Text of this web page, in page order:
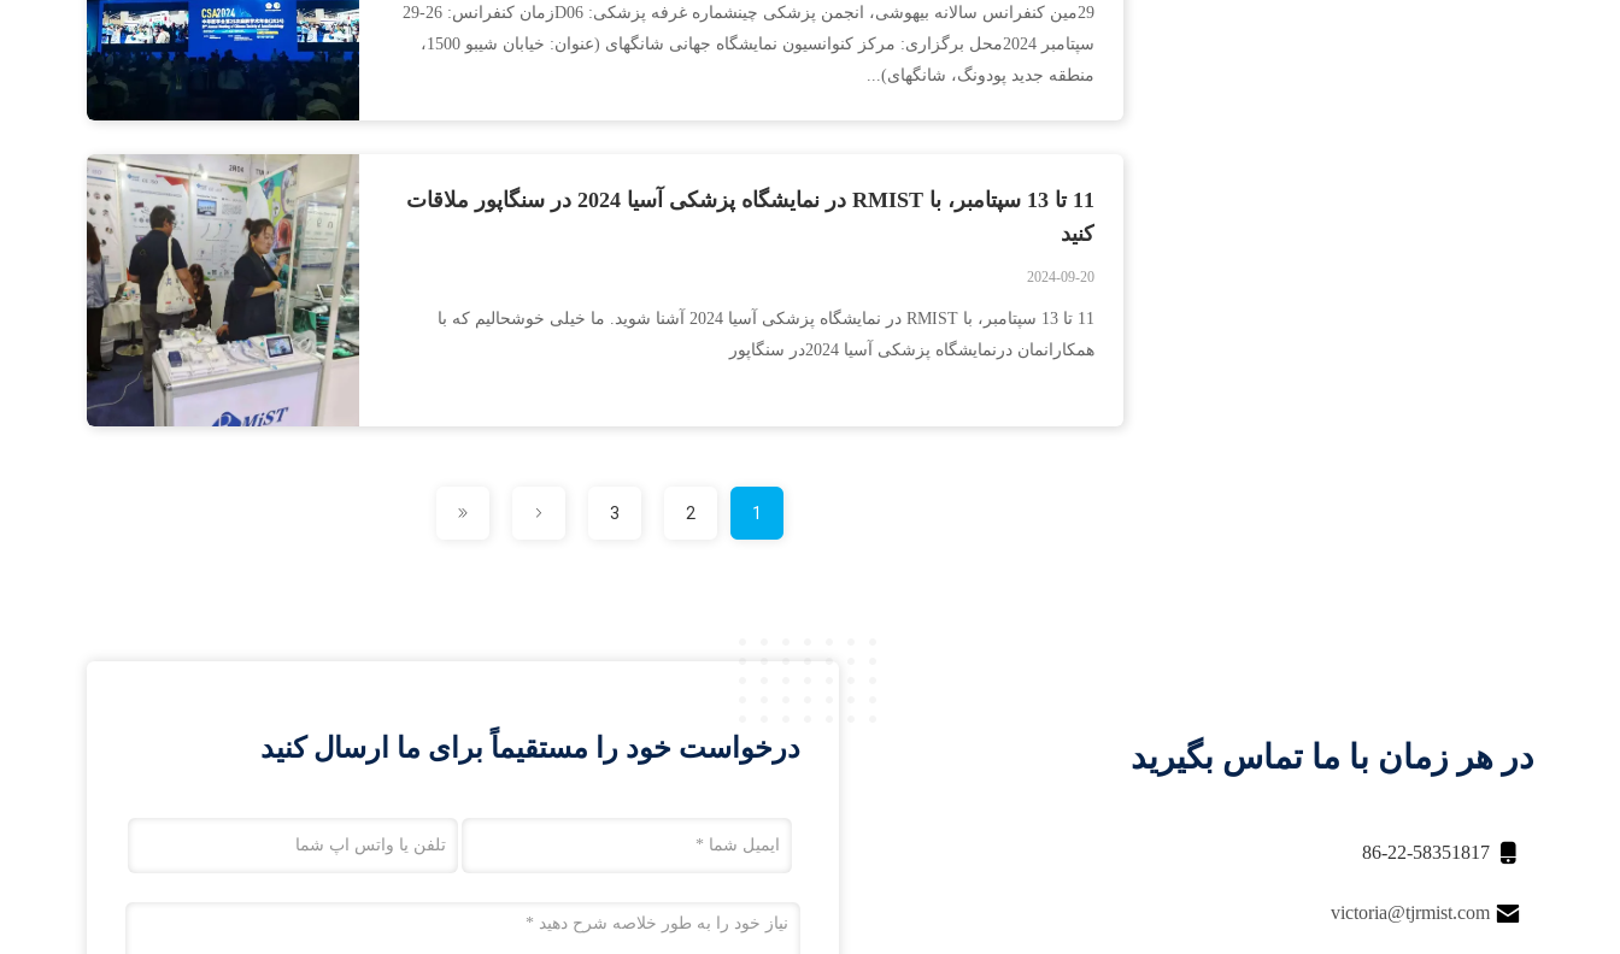
29مین کنفرانس سالانه بیهوشی، انجمن پزشکی چینشماره غرفه پزشکی: D06زمان کنفرانس: 26-29
سپتامبر 2024محل برگزاری: مرکز کنوانسیون نمایشگاه جهانی شانگهای (عنوان: خیابان شیبو 1500،
منطقه جدید پودونگ، شانگهای)...
11 تا 13 سپتامبر، با RMIST در نمایشگاه پزشکی آسیا 2024 در سنگاپور ملاقات
کنید
2024-09-20
11 تا 13 سپتامبر، با RMIST در نمایشگاه پزشکی آسیا 2024 آشنا شوید. ما خیلی خوشحالیم که با
همکارانمان درنمایشگاه پزشکی آسیا 2024در سنگاپور
1
2
3
در هر زمان با ما تماس بگیرید

86-22-58351817

victoria@tjrmist.com
درخواست خود را مستقیماً برای ما ارسال کنید